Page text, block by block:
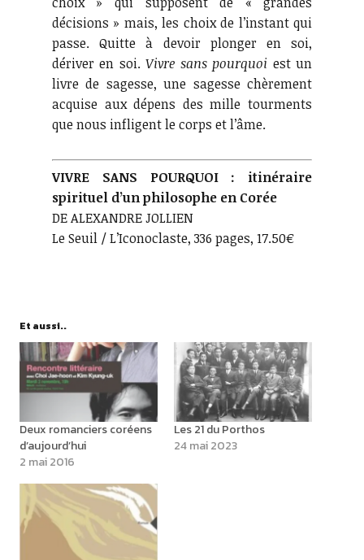
décisions » mais, les choix de l’instant qui
passe. Quitte à devoir plonger en soi,
dériver en soi.Vivre sans pourquoi est un
livre de sagesse, une sagesse chèrement
acquise aux dépens des mille tourments
que nous infligent le corps et l’âme.
VIVRE SANS POURQUOI : itinéraire
spirituel d’un philosophe en Corée
DE ALEXANDRE JOLLIEN
Le Seuil / L’Iconoclaste, 336 pages, 17.50€
Et aussi..
Deux romanciers coréens
d’aujourd’hui
2 mai 2016
Les 21 du Porthos
24 mai 2023